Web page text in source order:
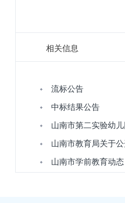
相关信息
流标公告
中标结果公告
山南市第二实验幼
山南市教育局关于
山南市学前教育动态